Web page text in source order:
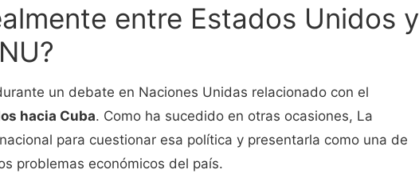
entre Estados Unidos y
un debate en Naciones Unidas relacionado con el
hacia Cuba. Como ha sucedido en otras ocasiones, La
para cuestionar esa política y presentarla como una de
problemas económicos del país.